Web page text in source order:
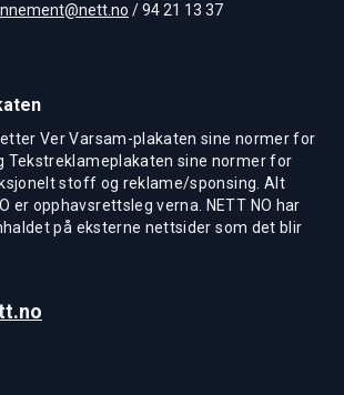
/ 94 21 13 37
etter Ver Varsam-plakaten sine normer for
Tekstreklameplakaten sine normer for
stoff og reklame/sponsing. Alt
er opphavsrettsleg verna. NETT NO har
på eksterne nettsider som det blir